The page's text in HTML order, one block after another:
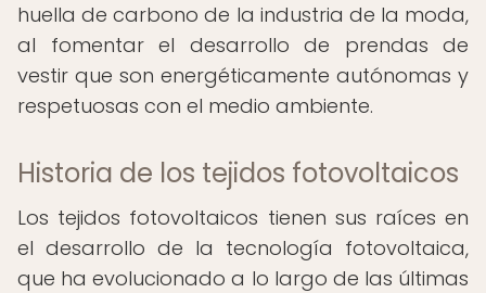
huella de carbono de la industria de la moda,
al fomentar el desarrollo de prendas de
vestir que son energéticamente autónomas y
respetuosas con el medio ambiente.
Historia de los tejidos fotovoltaicos
Los tejidos fotovoltaicos tienen sus raíces en
el desarrollo de la tecnología fotovoltaica,
que ha evolucionado a lo largo de las últimas